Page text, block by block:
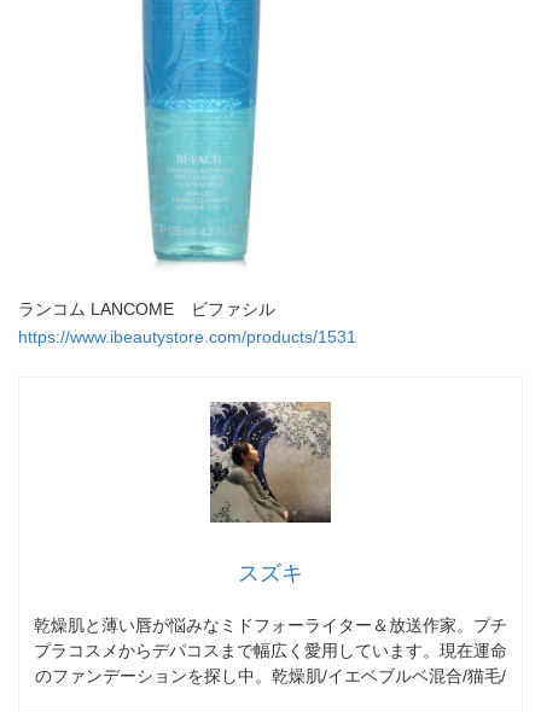
ランコム LANCOME ビファシル
https://www.ibeautystore.com/products/1531
スズキ
乾燥肌と薄い唇が悩みなミドフォーライター＆放送作家。プチ
プラコスメからデパコスまで幅広く愛用しています。現在運命
のファンデーションを探し中。乾燥肌/イエベブルベ混合/猫毛/